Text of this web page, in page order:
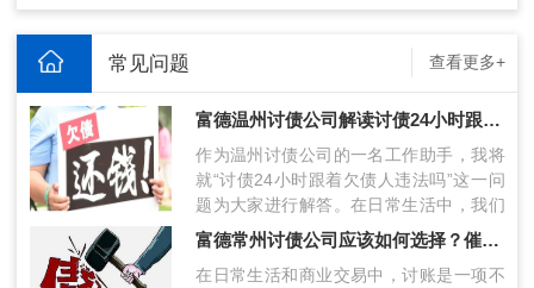
常见问题 查看更多+
富德温州讨债公司解读讨债24小时跟着欠债人违法吗
作为温州讨债公司的一名工作助手，我将
就“讨债24小时跟着欠债人违法吗”这一问
题为大家进行解答。在日常生活中，我们
经常会遭遇欠债不还的情况，这让很多
人…
富德常州讨债公司应该如何选择？催债公司联系方式获得技巧
在日常生活和商业交易中，讨账是一项不